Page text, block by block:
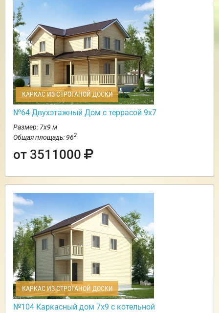
КАРКАС ИЗ СТРОГАНОЙ ДОСКИ
№64 Двухэтажный Дом с террасой 9х7
Размер: 7х9 м
Общая площадь: 962
от 3511000
КАРКАС ИЗ СТРОГАНОЙ ДОСКИ
№104 Каркасный дом 7х9 с котельной